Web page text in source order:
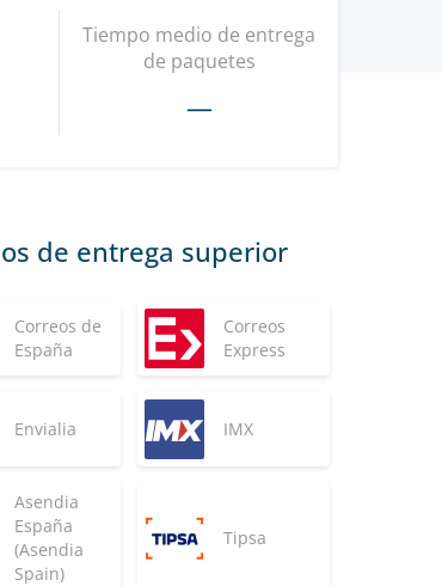
Tiempo medio de entrega
de paquetes
—
de entrega superior
Correos de
España
Correos
Express
Envialia IMX
Asendia
España
(Asendia
Spain)
Tipsa